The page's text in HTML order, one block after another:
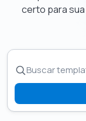
certo para